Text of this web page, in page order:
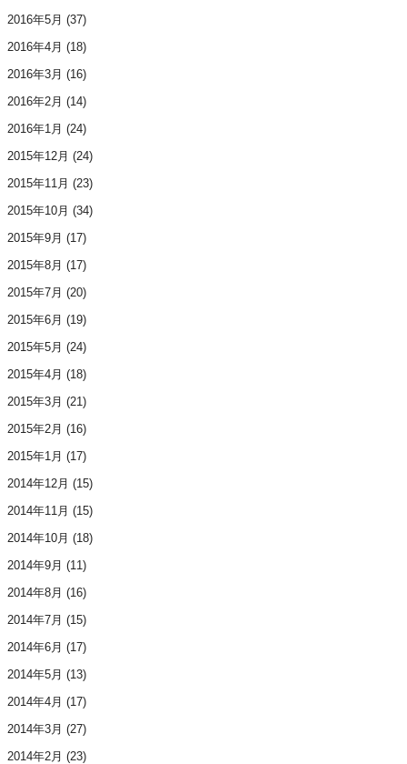
2016年5月 (37)
2016年4月 (18)
2016年3月 (16)
2016年2月 (14)
2016年1月 (24)
2015年12月 (24)
2015年11月 (23)
2015年10月 (34)
2015年9月 (17)
2015年8月 (17)
2015年7月 (20)
2015年6月 (19)
2015年5月 (24)
2015年4月 (18)
2015年3月 (21)
2015年2月 (16)
2015年1月 (17)
2014年12月 (15)
2014年11月 (15)
2014年10月 (18)
2014年9月 (11)
2014年8月 (16)
2014年7月 (15)
2014年6月 (17)
2014年5月 (13)
2014年4月 (17)
2014年3月 (27)
2014年2月 (23)